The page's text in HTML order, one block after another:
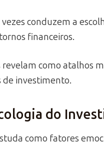
conduzem a
financeiros.
como atalhos
de investimento.
do
como fatores